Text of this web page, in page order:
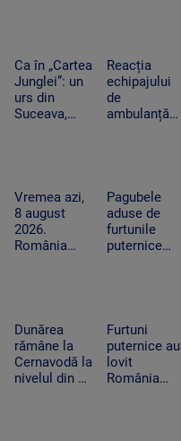
coborâte
treptat în
apă
oprit la piață
în timpul
unei misiuni
Ca în „Cartea
Junglei”: un
urs din
Suceava,
precum
adevăratul
Baloo
Reacția
echipajului
de
ambulanță
misiune.
Pacient era
un copil de
nici 2 ani
Vremea azi,
8 august
2026.
România
furtună
Pagubele
aduse de
furtunile
puternice
„Oamenii au
încercat să
se ascundă”
Dunărea
rămâne la
Cernavodă la
nivelul din 3
Furtuni
puternice au
lovit
România